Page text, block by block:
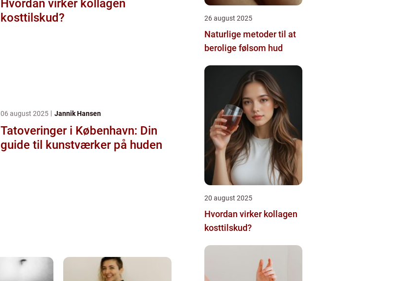
Hvordan virker kollagen
kosttilskud?
06 august 2025 Jannik Hansen
Tatoveringer i København: Din
guide til kunstværker på huden
26 august 2025
Naturlige metoder til at
berolige følsom hud
20 august 2025
Hvordan virker kollagen
kosttilskud?